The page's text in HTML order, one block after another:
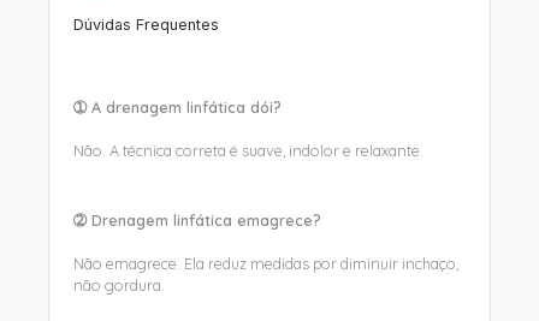
Dúvidas Frequentes
➀ A drenagem linfática dói?
Não. A técnica correta é suave, indolor e relaxante.
➁ Drenagem linfática emagrece?
Não emagrece. Ela reduz medidas por diminuir inchaço,
não gordura.